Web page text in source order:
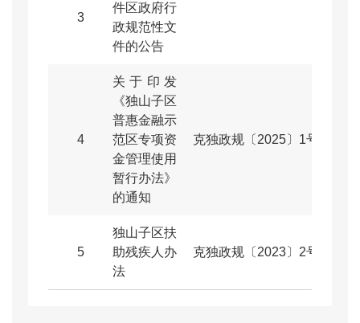
3
件区政府行
政规范性文
件的公告
4
关于印发
《独山子区
普惠金融示
范区专项资
金管理使用
暂行办法》
的通知
克独政规〔2025〕1号
5
独山子区扶
助残疾人办
法
克独政规〔2023〕2号